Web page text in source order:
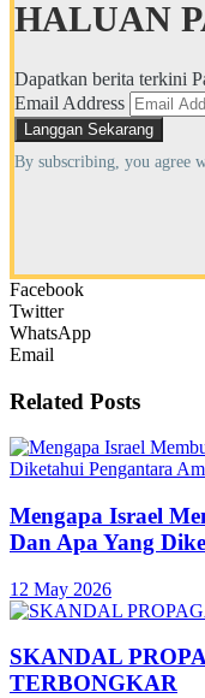
HALUAN
Dapatkan berita terkini
Email Address
By subscribing, you agree
Facebook
Twitter
WhatsApp
Email
Related Posts
Mengapa Israel
Dan Apa Yang
12 May 2026
SKANDAL
TERBONGKAR